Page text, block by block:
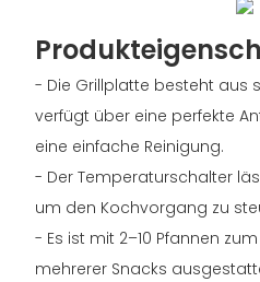
- Die Grillplatte besteht aus
verfügt über eine perfekte
eine einfache Reinigung.
- Der Temperaturschalter
um den Kochvorgang zu
- Es ist mit 2–10 Pfannen
mehrerer Snacks